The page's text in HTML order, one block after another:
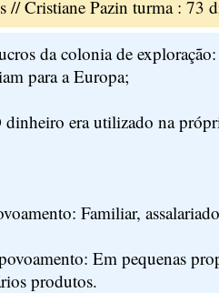
// Cristiane Pazin turma : 73
da colonia de
para a Europa;
dinheiro era utilizado na
Familiar,
Em pequenas
produtos.